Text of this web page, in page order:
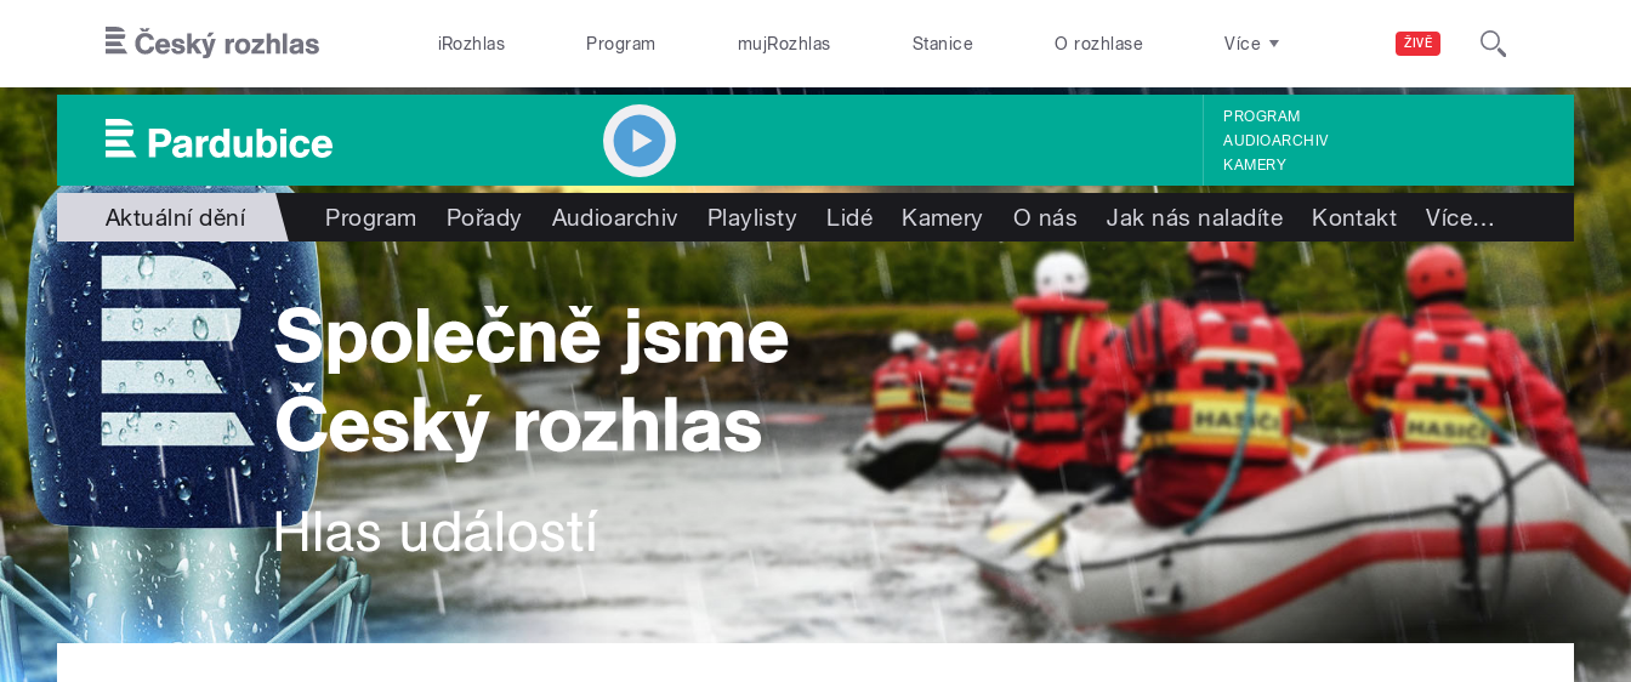
ŽIVĚ
iRozhlas Program mujRozhlas Stanice O rozhlase Více
PROGRAM
AUDIOARCHIV
KAMERY
Aktuální dění Program Pořady Audioarchiv Playlisty Lidé Kamery O nás Jak nás naladíte Kontakt Více…